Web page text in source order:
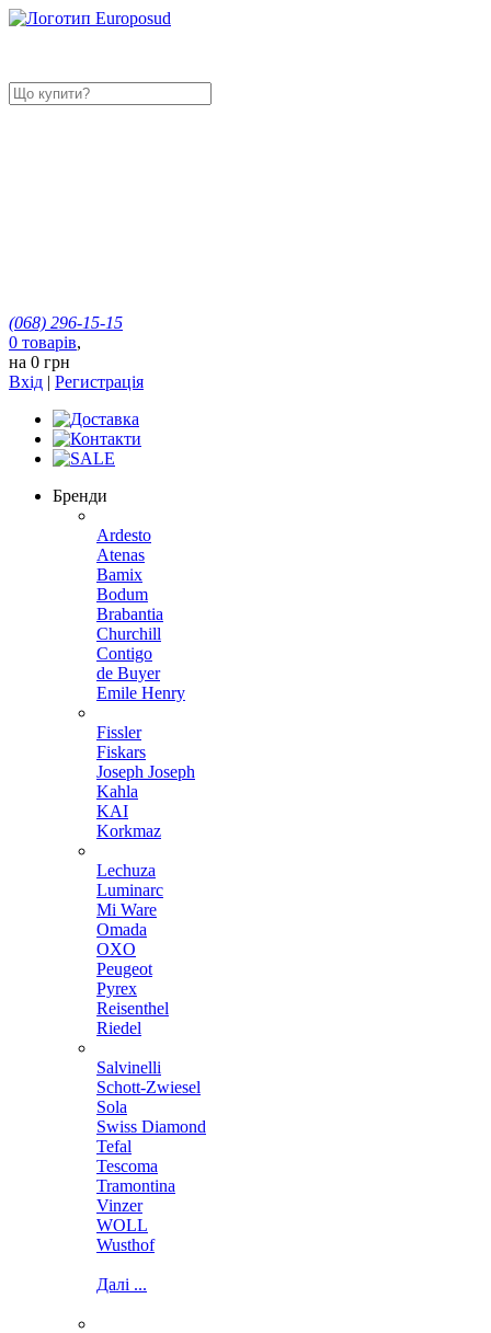
(068) 296-15-15
0 товарів,
на 0 грн
Вхід | Регистрація
Бренди
Ardesto
Atenas
Bamix
Bodum
Brabantia
Churchill
Contigo
de Buyer
Emile Henry
Fissler
Fiskars
Joseph Joseph
Kahla
KAI
Korkmaz
Lechuza
Luminarc
Mi Ware
Omada
OXO
Peugeot
Pyrex
Reisenthel
Riedel
Salvinelli
Schott-Zwiesel
Sola
Swiss Diamond
Tefal
Tescoma
Tramontina
Vinzer
WOLL
Wusthof
Далі ...